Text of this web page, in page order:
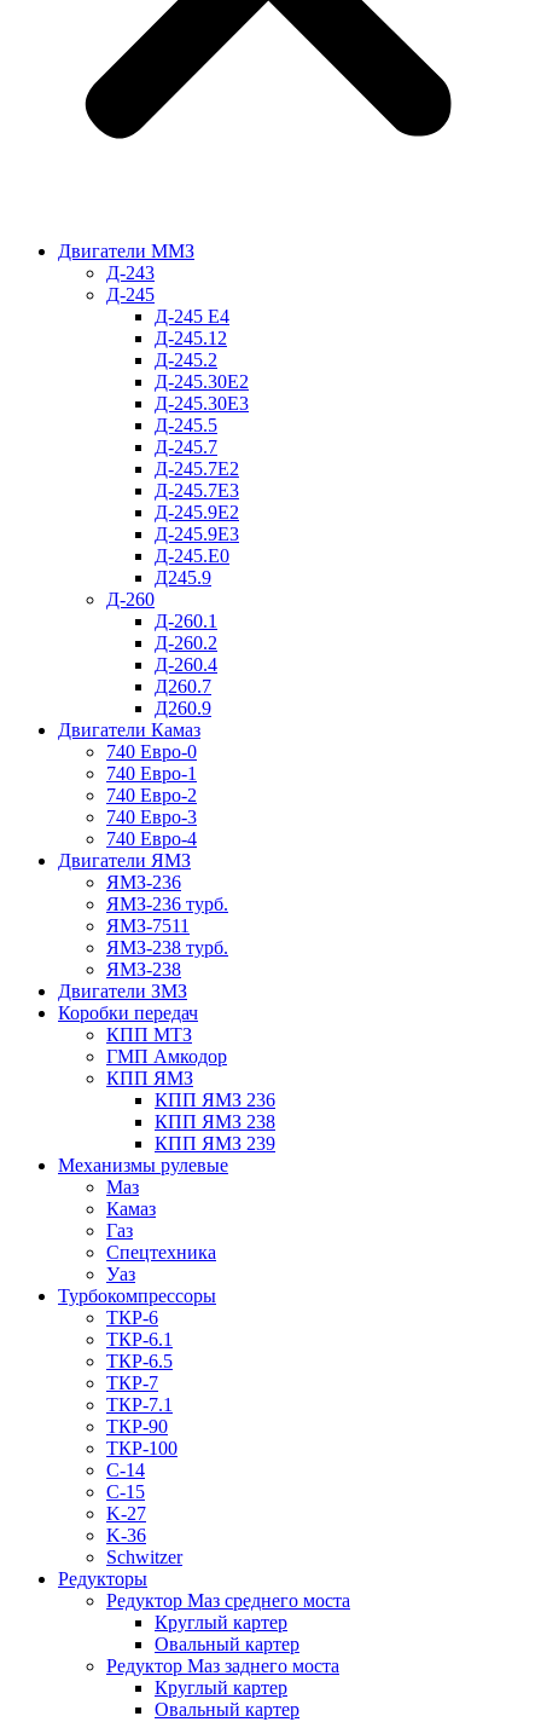
Двигатели ММЗ
Д-243
Д-245
Д-245 Е4
Д-245.12
Д-245.2
Д-245.30Е2
Д-245.30Е3
Д-245.5
Д-245.7
Д-245.7Е2
Д-245.7Е3
Д-245.9Е2
Д-245.9Е3
Д-245.Е0
Д245.9
Д-260
Д-260.1
Д-260.2
Д-260.4
Д260.7
Д260.9
Двигатели Камаз
740 Евро-0
740 Евро-1
740 Евро-2
740 Евро-3
740 Евро-4
Двигатели ЯМЗ
ЯМЗ-236
ЯМЗ-236 турб.
ЯМЗ-7511
ЯМЗ-238 турб.
ЯМЗ-238
Двигатели ЗМЗ
Коробки передач
КПП МТЗ
ГМП Амкодор
КПП ЯМЗ
КПП ЯМЗ 236
КПП ЯМЗ 238
КПП ЯМЗ 239
Механизмы рулевые
Маз
Камаз
Газ
Спецтехника
Уаз
Турбокомпрессоры
ТКР-6
ТКР-6.1
ТКР-6.5
ТКР-7
ТКР-7.1
ТКР-90
ТКР-100
C-14
C-15
K-27
K-36
Schwitzer
Редукторы
Редуктор Маз среднего моста
Круглый картер
Овальный картер
Редуктор Маз заднего моста
Круглый картер
Овальный картер